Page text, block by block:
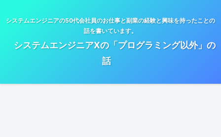
システムエンジニアの50代会社員のお仕事と副業の経験と興味を持ったことの
話を書いています。
システムエンジニアXの「プログラミング以外」の
話